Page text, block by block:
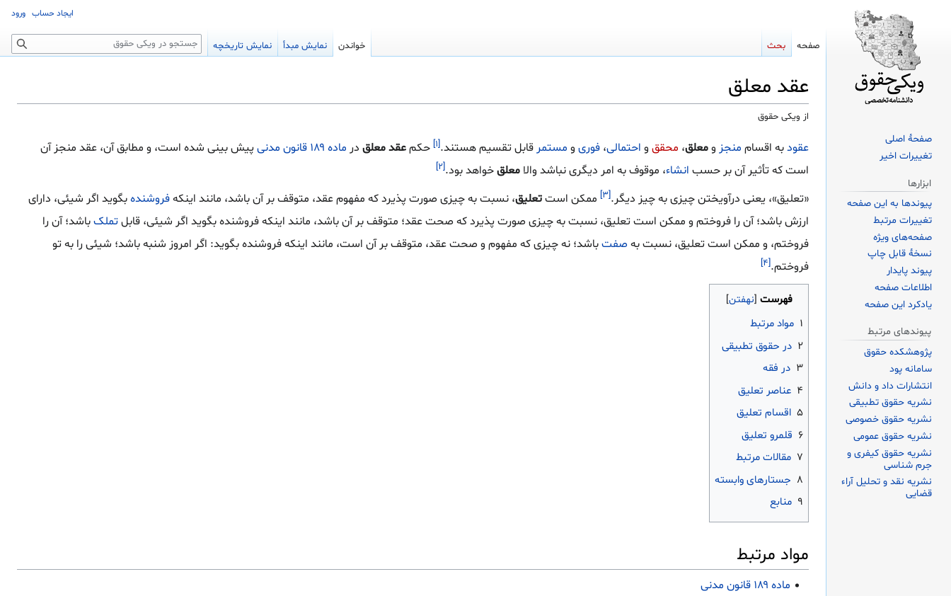
عقد معلق
از ویکی حقوق
پرش
ناوبری
پرش
جستجو
عقودبه اقسام منجز ومعلق، محقق و احتمالی، فوری و مستمر قابل تقسیم هستند.[۱] حکمعقد معلق در ماده ۱۸۹ قانون مدنی
پیش بینی شده است، و مطابق آن، عقد منجز آن
است که تأثیر آن بر حسب انشاء، موقوف به امر دیگری نباشد والا معلقخواهد بود.[۲]
«تعلیق»، یعنی درآویختن چیزی به چیز دیگر.[۳] ممکن استتعلیق، نسبت به چیزی صورت پذیرد که مفهوم عقد، متوقف بر آن باشد، مانند اینکهفروشندهبگوید اگر شیئی، دارای
ارزش باشد؛ آن را فروختم و ممکن است تعلیق، نسبت به چیزی صورت پذیرد که صحت عقد؛ متوقف بر آن باشد، مانند اینکه فروشنده بگوید اگر شیئی، قابلتملکباشد؛ آن را
فروختم، و ممکن است تعلیق، نسبت بهصفتباشد؛ نه چیزی که مفهوم و صحت عقد، متوقف بر آن است، مانند اینکه فروشنده بگوید: اگر امروز شنبه باشد؛ شیئی را به تو
فروختم.[۴]
فهرست
۱ مواد مرتبط
۲ در حقوق تطبیقی
۳ در فقه
۴ عناصر تعلیق
۵ اقسام تعلیق
۶ قلمرو تعلیق
۷ مقالات مرتبط
۸ جستارهای وابسته
۹ منابع
مواد مرتبط
ماده ۱۸۹ قانون مدنی
ایجاد حساب ورود
صفحه بحث خواندن نمایش مبدأ نمایش تاریخچه جستجو
صفحهٔ اصلی
تغییرات اخیر
ابزارها
پیوندها به این صفحه
تغییرات مرتبط
صفحه‌های ویژه
نسخهٔ قابل چاپ
پیوند پایدار
اطلاعات صفحه
یادکرد این صفحه
پیوندهای مرتبط
پژوهشکده حقوق
سامانه پود
انتشارات داد و دانش
نشریه حقوق تطبیقی
نشریه حقوق خصوصی
نشریه حقوق عمومی
نشریه حقوق کیفری و
جرم شناسی
نشریه نقد و تحلیل آراء
قضایی